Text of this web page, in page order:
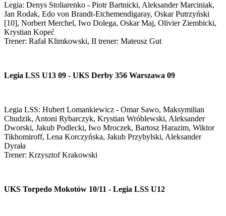
Legia: Denys Stoliarenko - Piotr Bartnicki, Aleksander Marciniak,
Jan Rodak, Edo von Brandt-Etchemendigaray, Oskar Putrzyński
[10], Norbert Merchel, Iwo Dolega, Oskar Maj, Olivier Ziembicki,
Krystian Kopeć
Trener: Rafał Klimkowski, II trener: Mateusz Gut
Legia LSS U13 09 - UKS Derby 356 Warszawa 09
Legia LSS: Hubert Lomankiewicz - Omar Sawo, Maksymilian
Chudzik, Antoni Rybarczyk, Krystian Wróblewski, Aleksander
Dworski, Jakub Podlecki, Iwo Mroczek, Bartosz Harazim, Wiktor
Tikhomiroff, Lena Korczyńska, Jakub Przybylski, Aleksander
Dyrała
Trener: Krzysztof Krakowski
UKS Torpedo Mokotów 10/11 - Legia LSS U12